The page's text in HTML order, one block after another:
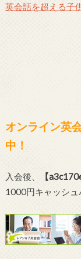
英会話を超える子
オンライン英
中！
入会後、 【
1000円キャッシュ